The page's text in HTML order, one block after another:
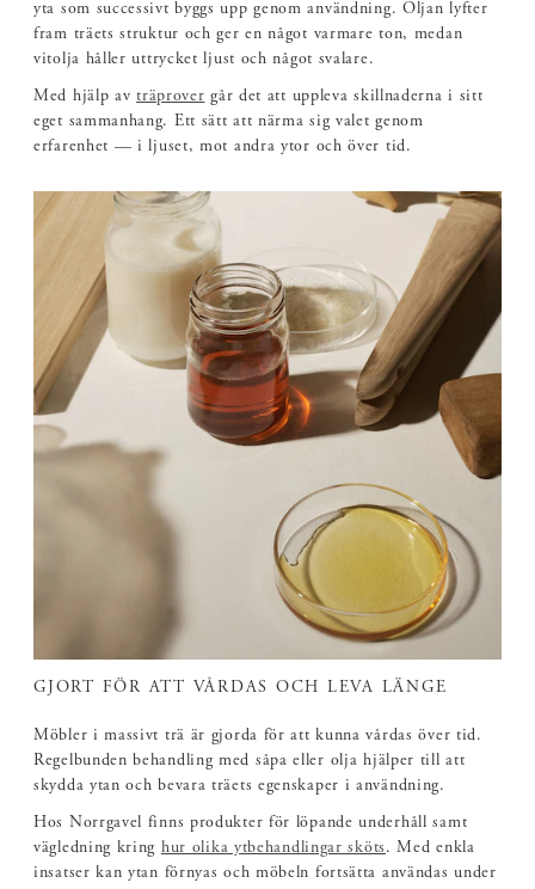
yta som successivt byggs upp genom användning. Oljan lyfter
fram träets struktur och ger en något varmare ton, medan
vitolja håller uttrycket ljust och något svalare.
Med hjälp avträprover går det att uppleva skillnaderna i sitt
eget sammanhang. Ett sätt att närma sig valet genom
erfarenhet — i ljuset, mot andra ytor och över tid.
GJORT FÖR ATT VÅRDAS OCH LEVA LÄNGE
Möbler i massivt trä är gjorda för att kunna vårdas över tid.
Regelbunden behandling med såpa eller olja hjälper till att
skydda ytan och bevara träets egenskaper i användning.
Hos Norrgavel finns produkter för löpande underhåll samt
vägledning kring hur olika ytbehandlingar sköts . Med enkla
insatser kan ytan förnyas och möbeln fortsätta användas under